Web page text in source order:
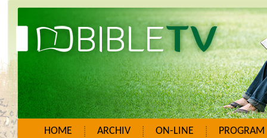
HOME ARCHIV ON-LINE PROGRAM